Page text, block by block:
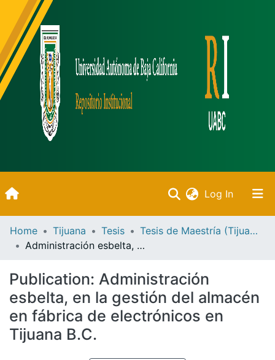
Log In(current)
Inicio
Communities & Collections
All of DSpace
Statistics
Home Tijuana Tesis
Tesis de Maestría (Tijuana)
Administración esbelta, en la gestión del almacén en fábrica de electrónicos en Tijuana B.C.
Publication: Administración
esbelta, en la gestión del almacén
en fábrica de electrónicos en
Tijuana B.C.